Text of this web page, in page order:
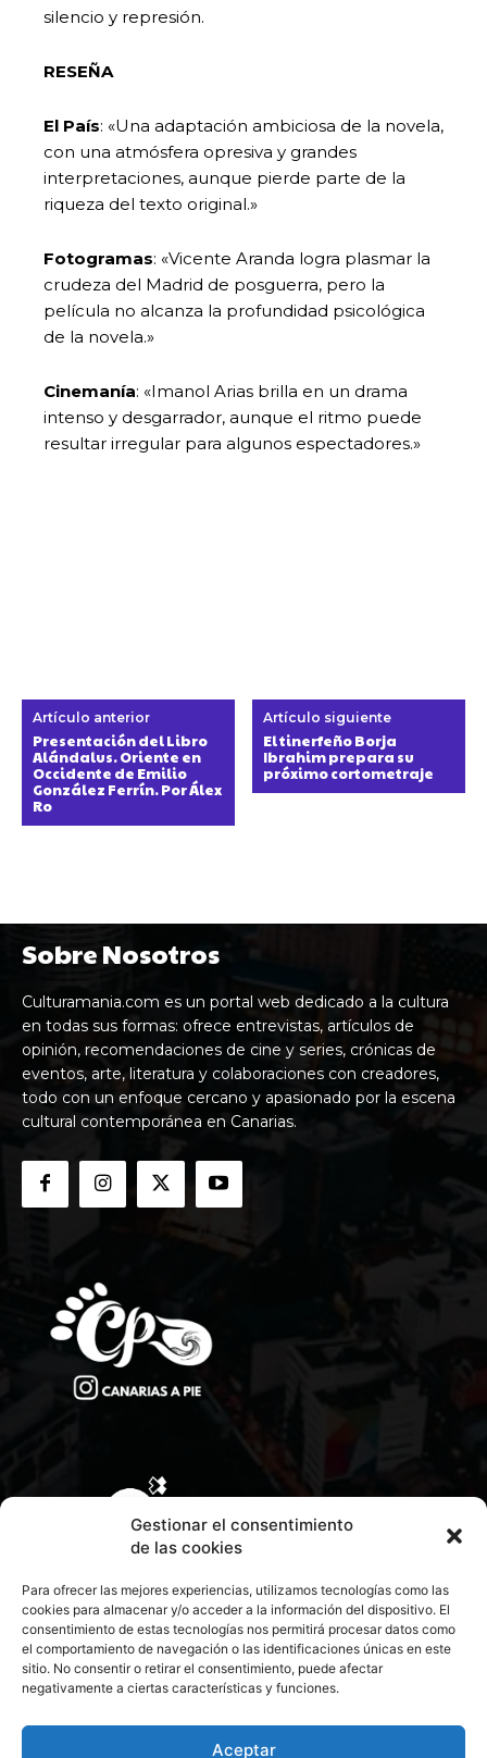
Gestionar el consentimiento
de las cookies
Para ofrecer las mejores experiencias, utilizamos tecnologías como las
cookies para almacenar y/o acceder a la información del dispositivo. El
consentimiento de estas tecnologías nos permitirá procesar datos como
el comportamiento de navegación o las identificaciones únicas en este
sitio. No consentir o retirar el consentimiento, puede afectar
negativamente a ciertas características y funciones.
Aceptar
silencio y represión.
RESEÑA
El País: «Una adaptación ambiciosa de la novela,
con una atmósfera opresiva y grandes
interpretaciones, aunque pierde parte de la
riqueza del texto original.»
Fotogramas: «Vicente Aranda logra plasmar la
crudeza del Madrid de posguerra, pero la
película no alcanza la profundidad psicológica
de la novela.»
Cinemanía: «Imanol Arias brilla en un drama
intenso y desgarrador, aunque el ritmo puede
resultar irregular para algunos espectadores.»
Artículo anterior
Presentación del Libro
Alándalus. Oriente en
Occidente de Emilio
González Ferrín. Por Álex
Ro
Artículo siguiente
El tinerfeño Borja
Ibrahim prepara su
próximo cortometraje
Sobre Nosotros
Culturamania.com es un portal web dedicado a la cultura
en todas sus formas: ofrece entrevistas, artículos de
opinión, recomendaciones de cine y series, crónicas de
eventos, arte, literatura y colaboraciones con creadores,
todo con un enfoque cercano y apasionado por la escena
cultural contemporánea en Canarias.
CONTACTA CON NOSOTROS